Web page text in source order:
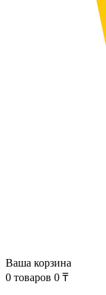
Ваша корзина
0 товаров 0 ₸